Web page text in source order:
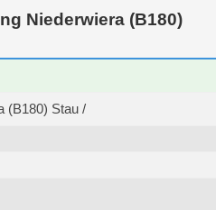
Niederwiera (B180)
(B180) Stau /